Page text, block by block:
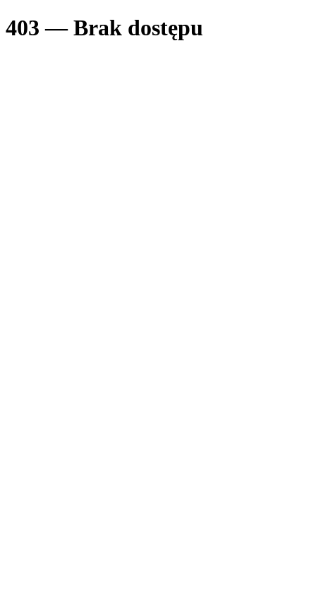
403 — Brak dostępu